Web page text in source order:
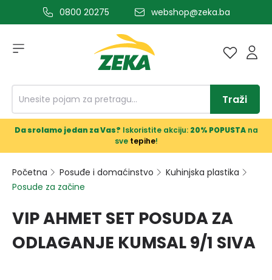
glavni sadržaj0800 20275 webshop@zeka.ba
Traži
Da srolamo jedan za Vas? Iskoristite akciju: 20% POPUSTAna
sve tepihe!
Početna Posuđe i domaćinstvo
Kuhinjska plastika
Posude za začine
VIP AHMET SET POSUDA ZA
ODLAGANJE KUMSAL 9/1 SIVA